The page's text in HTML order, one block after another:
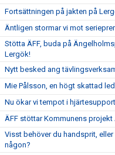
Fortsättningen på jakten på
Äntligen stormar vi mot
Stötta ÄFF, buda på
Lergök!
Nytt besked ang
Mie Pålsson, en högt skattad
Nu ökar vi tempot i
ÄFF stöttar Kommunens projekt
Visst behöver du handsprit, eller
någon?